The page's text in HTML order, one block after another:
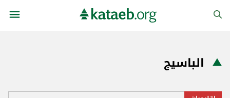
الباسيج